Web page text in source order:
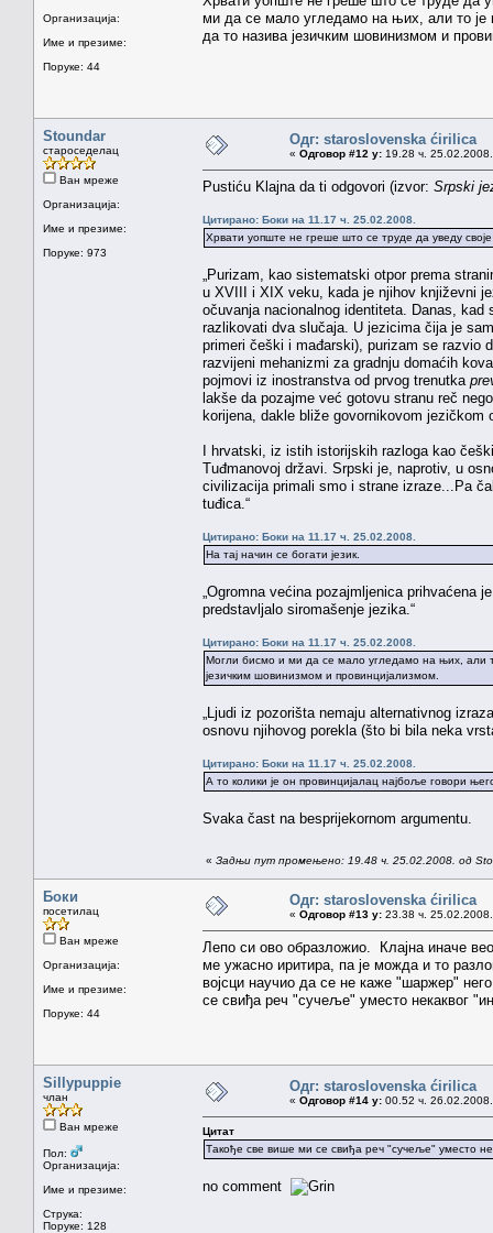
Организација:
Име и презиме:
Поруке: 44
ми да се мало угледамо на њих, али то је
да то назива језичким шовинизмом и
Stoundar
староседелац
Ван мреже
Организација:
Име и презиме:
Поруке: 973
Одг: staroslovenska ćirilica
« Одговор #12 у: 19.28 ч.
Pustiću Klajna da ti odgovori (izvor: Srpski
Цитирано: Боки на 11.17 ч. 25.02.2008.
Хрвати уопште не греше што се труде да уведу
„Purizam, kao sistematski otpor prema
u XVIII i XIX veku, kada je njihov književni
očuvanja nacionalnog identiteta. Danas,
razlikovati dva slučaja. U jezicima čija je
primeri češki i mađarski), purizam se razvio
razvijeni mehanizmi za gradnju domaćih
pojmovi iz inostranstva od prvog trenutka
lakše da pozajme već gotovu stranu reč
korijena, dakle bliže govornikovom jezičkom
I hrvatski, iz istih istorijskih razloga kao
Tuđmanovoj državi. Srpski je, naprotiv, u
civilizacija primali smo i strane izraze...Pa
tuđica.“
Цитирано: Боки на 11.17 ч. 25.02.2008.
На тај начин се богати језик.
„Ogromna većina pozajmljenica
predstavljalo siromašenje jezika.“
Цитирано: Боки на 11.17 ч. 25.02.2008.
Могли бисмо и ми да се мало угледамо на њих, али
језичким шовинизмом и провинцијализмом.
„Ljudi iz pozorišta nemaju alternativnog
osnovu njihovog porekla (što bi bila neka
Цитирано: Боки на 11.17 ч. 25.02.2008.
А то колики је он провинцијалац најбоље говори
Svaka čast na besprijekornom argumentu.
« Задњи пут промењено: 19.48 ч. 25.02.2008. од
Боки
посетилац
Ван мреже
Организација:
Име и презиме:
Поруке: 44
Одг: staroslovenska ćirilica
« Одговор #13 у: 23.38 ч.
Лепо си ово образложио. Клајна иначе
ме ужасно иритира, па је можда и то
војсци научио да се не каже "шаржер"
се свиђа реч "сучеље" уместо некаквог
Sillypuppie
члан
Ван мреже
Пол:
Организација:
Име и презиме:
Струка:
Поруке: 128
Одг: staroslovenska ćirilica
« Одговор #14 у: 00.52 ч.
Цитат
Такође све више ми се свиђа реч "сучеље" уместо
no comment